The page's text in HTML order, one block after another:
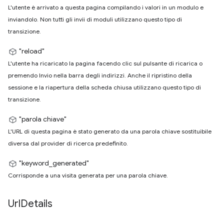
L'utente è arrivato a questa pagina compilando i valori in un modulo e
inviandolo. Non tutti gli invii di moduli utilizzano questo tipo di
transizione.
"reload"
L'utente ha ricaricato la pagina facendo clic sul pulsante di ricarica o
premendo Invio nella barra degli indirizzi. Anche il ripristino della
sessione e la riapertura della scheda chiusa utilizzano questo tipo di
transizione.
"parola chiave"
L'URL di questa pagina è stato generato da una parola chiave sostituibile
diversa dal provider di ricerca predefinito.
"keyword_generated"
Corrisponde a una visita generata per una parola chiave.
UrlDetails